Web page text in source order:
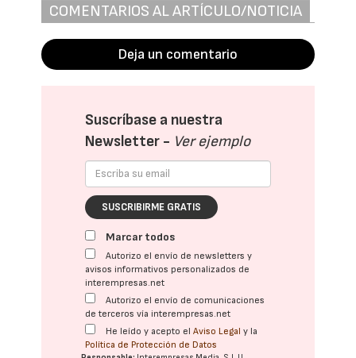
COMENTARIOS AL ARTÍCULO/NOTICIA
Deja un comentario
Suscríbase a nuestra
Newsletter - Ver ejemplo
SUSCRIBIRME GRATIS
Marcar todos
Autorizo el envío de newsletters y
avisos informativos personalizados de
interempresas.net
Autorizo el envío de comunicaciones
de terceros vía interempresas.net
He leído y acepto elAviso Legal y la
Política de Protección de Datos